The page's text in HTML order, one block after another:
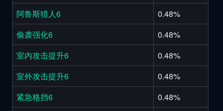
阿鲁斯猎人6
0.48%
偷袭强化6
0.48%
室内攻击提升6
0.48%
室外攻击提升6
0.48%
紧急格挡6
0.48%